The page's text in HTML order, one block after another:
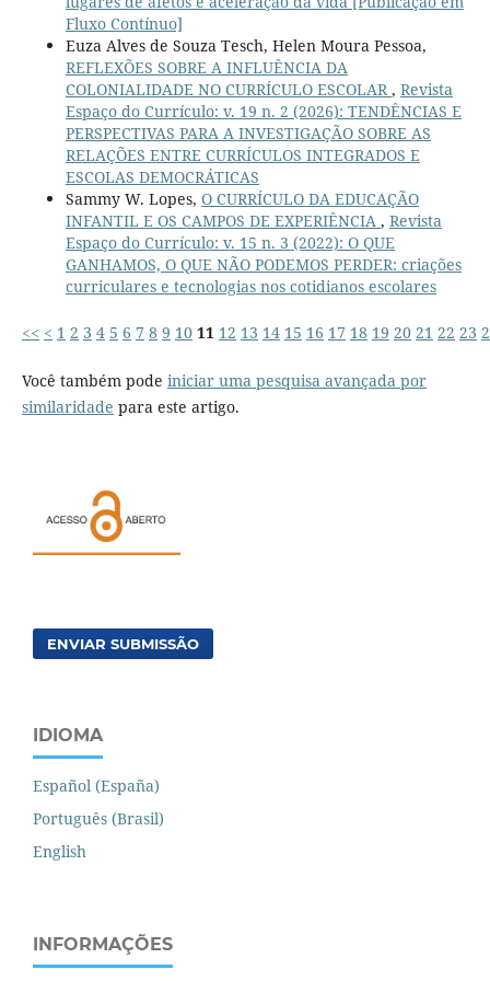
Fluxo Contínuo]
Euza Alves de Souza Tesch, Helen Moura Pessoa,
REFLEXÕES SOBRE A INFLUÊNCIA DA
COLONIALIDADE NO CURRÍCULO ESCOLAR, Revista
Espaço do Currículo: v. 19 n. 2 (2026): TENDÊNCIAS E
PERSPECTIVAS PARA A INVESTIGAÇÃO SOBRE AS
RELAÇÕES ENTRE CURRÍCULOS INTEGRADOS E
ESCOLAS DEMOCRÁTICAS
Sammy W. Lopes, O CURRÍCULO DA EDUCAÇÃO
INFANTIL E OS CAMPOS DE EXPERIÊNCIA , Revista
Espaço do Currículo: v. 15 n. 3 (2022): O QUE
GANHAMOS, O QUE NÃO PODEMOS PERDER: criações
curriculares e tecnologias nos cotidianos escolares
<< < 1 2 3 4 5 6 7 8 9 10 11 12 13 14 15 16 17 18 19 20 21 22 23
Você também pode iniciar uma pesquisa avançada por
similaridade para este artigo.
ENVIAR SUBMISSÃO
IDIOMA
Español (España)
Português (Brasil)
English
INFORMAÇÕES